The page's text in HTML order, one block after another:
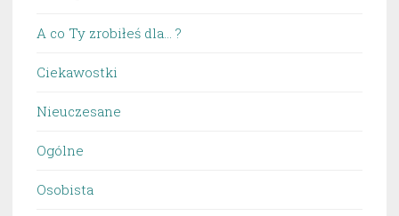
A co Ty zrobiłeś dla… ?
Ciekawostki
Nieuczesane
Ogólne
Osobista